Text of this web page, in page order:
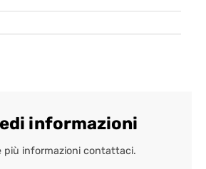
informazioni
più informazioni contattaci.